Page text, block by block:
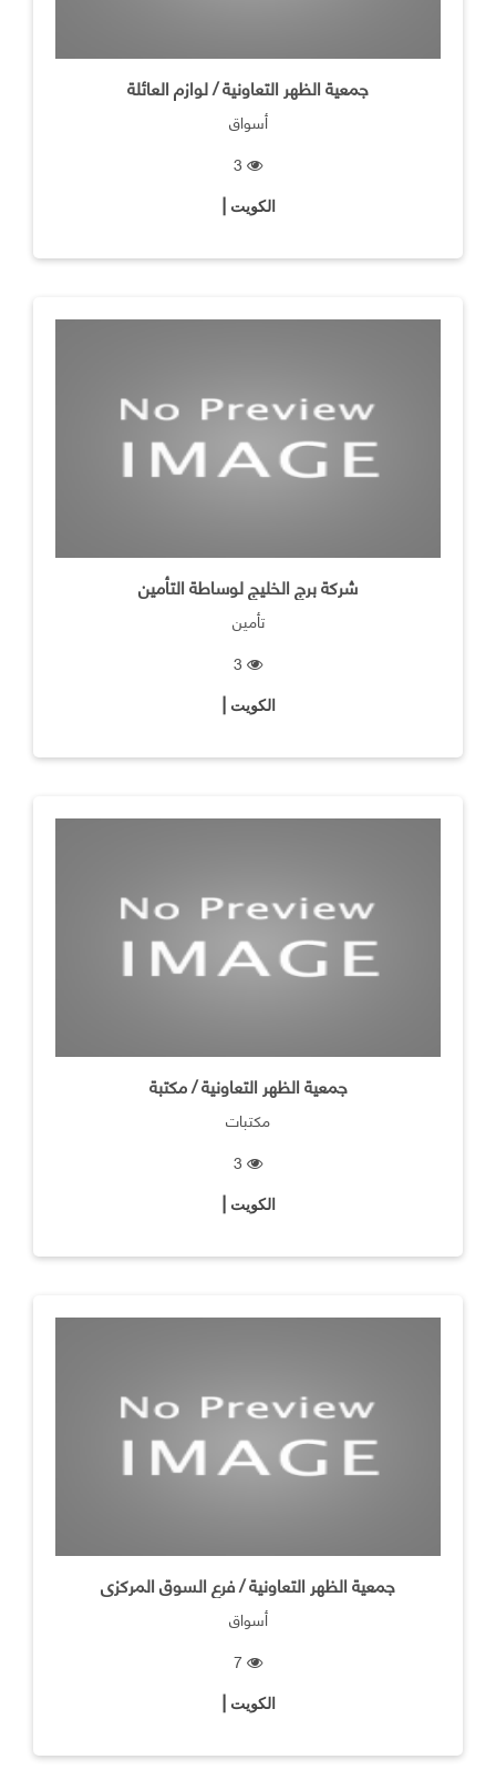
جمعية الظهر التعاونية / لوازم العائلة
أسواق
الكويت |
شركة برج الخليج لوساطة التأمين
تأمين
الكويت |
جمعية الظهر التعاونية / مكتبة
مكتبات
الكويت |
جمعية الظهر التعاونية / فرع السوق المركزى
أسواق
الكويت |